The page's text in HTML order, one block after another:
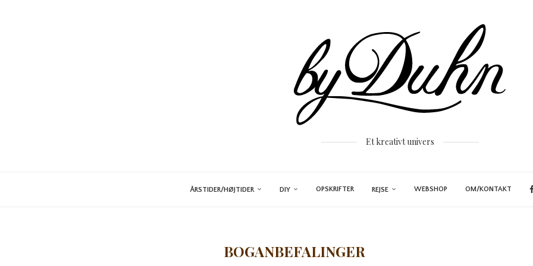
Et kreativt univers
ÅRSTIDER/HØJTIDER DIY OPSKRIFTER REJSE WEBSHOP OM/KONTAKT
BOGANBEFALINGER